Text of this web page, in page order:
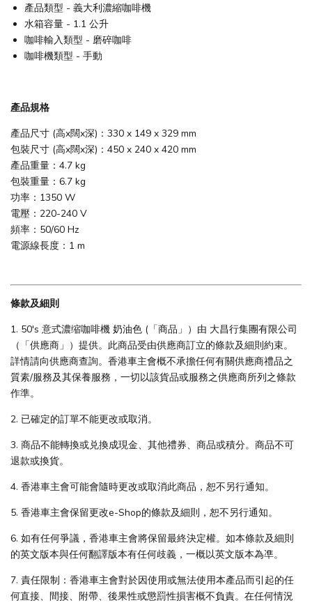
產品類型 - 義大利濃縮咖啡機
水箱容量 - 1.1 公升
咖啡輸入類型 - 磨碎咖啡
咖啡機類型 - 手動
產品規格
產品尺寸 (高x闊x深)：330 x 149 x 329 mm
包裝尺寸 (高x闊x深)：450 x 240 x 420 mm
產品重量：4.7 kg
包裝重量：6.7 kg
功率：1350 W
電壓：220-240 V
頻率：50/60 Hz
電源線長度：1 m
條款及細則
1. 50's 意式濃缩咖啡機 奶油色 (「商品」）由 大昌行集團有限公司
（「供應商」）提供。此商品受由供應商訂立的條款及細則約束。
詳情請向供應商查詢。香港車主會概不承擔任何有關供應商禮品之
質素/服務及其保養服務，一切以該貨品或服務之供應商所列之條款
作準。
2. 已確定的訂單不能更改或取消。
3. 商品不能轉換或兑換成現金、其他禮券、商品或積分。商品不可
退款或換貨。
4. 香港車主會可能會隨時更改或取消此商品，恕不另行通知。
5. 香港車主會保留更改e-Shop的條款及細則，恕不另行通知。
6. 如有任何爭議，香港車主會將保留最終決定權。如本條款及細則
的英文版本與任何翻譯版本有任何歧義，一概以英文版本為凖。
7. 責任限制：香港車主會對於因使用或無法使用本產品而引起的任
何直接、間接、附帶、後果性或懲罰性損害概不負責。在任何情況